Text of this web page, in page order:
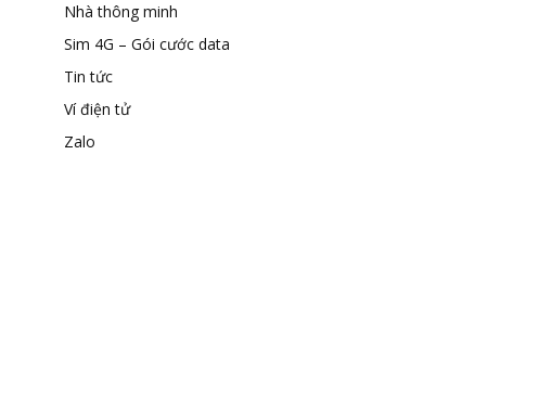
Nhà thông minh
Sim 4G – Gói cước data
Tin tức
Ví điện tử
Zalo